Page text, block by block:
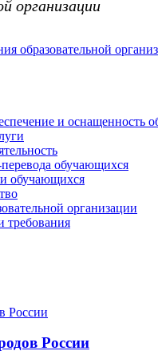
организации
образовательной
и оснащенность
обучающихся
обучающихся
организации
требования
России